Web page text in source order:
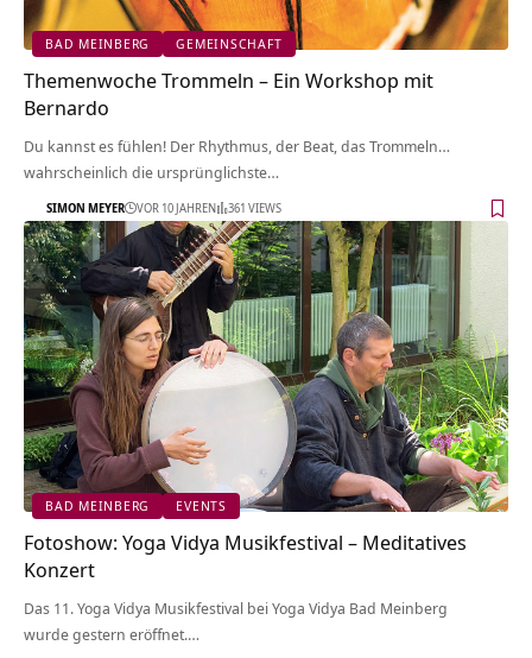
BAD MEINBERG GEMEINSCHAFT
Themenwoche Trommeln – Ein Workshop mit
Bernardo
Du kannst es fühlen! Der Rhythmus, der Beat, das Trommeln…
wahrscheinlich die ursprünglichste…
SIMON MEYER VOR 10 JAHREN 361 VIEWS
BAD MEINBERG EVENTS
Fotoshow: Yoga Vidya Musikfestival – Meditatives
Konzert
Das 11. Yoga Vidya Musikfestival bei Yoga Vidya Bad Meinberg
wurde gestern eröffnet.…